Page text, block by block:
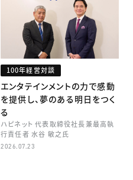
100年経営対談
エンタテインメントの力で感動
を提供し、夢のある明日をつく
る
ハピネット 代表取締役社長兼最高執
行責任者 水谷 敏之氏
2026.07.23